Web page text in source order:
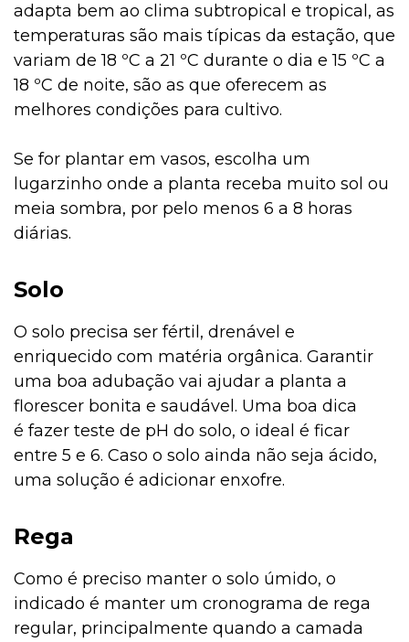
adapta bem ao clima subtropical e tropical, as
temperaturas são mais típicas da estação, que
variam de 18 ºC a 21 ºC durante o dia e 15 ºC a
18 ºC de noite, são as que oferecem as
melhores condições para cultivo.
Se for plantar em vasos, escolha um
lugarzinho onde a planta receba muito sol ou
meia sombra, por pelo menos 6 a 8 horas
diárias.
Solo
O solo precisa ser fértil, drenável e
enriquecido com matéria orgânica. Garantir
uma boa adubação vai ajudar a planta a
florescer bonita e saudável. Uma boa dica
é fazer teste de pH do solo, o ideal é ficar
entre 5 e 6. Caso o solo ainda não seja ácido,
uma solução é adicionar enxofre.
Rega
Como é preciso manter o solo úmido, o
indicado é manter um cronograma de rega
regular, principalmente quando a camada